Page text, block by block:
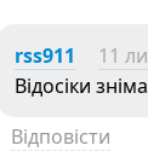
rss911 11
Відосіки
Відповісти